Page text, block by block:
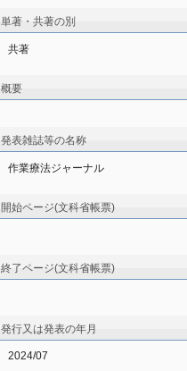
単著・共著の別
共著
概要
発表雑誌等の名称
作業療法ジャーナル
開始ページ(文科省帳票)
終了ページ(文科省帳票)
発行又は発表の年月
2024/07